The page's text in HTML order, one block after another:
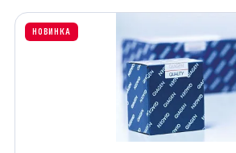
НОВИНКА